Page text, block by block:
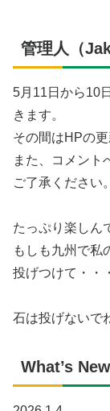
管理人（
5月11日から10
きます。
その間はHPの更
また、コメント
ご了承ください。
たっぷり楽しん
もしも九州で私
投げつけて・・
石は投げないで
What’s